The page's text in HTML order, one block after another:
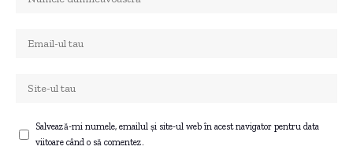
Salvează-mi numele, emailul și site-ul web în acest navigator pentru data
viitoare când o să comentez.